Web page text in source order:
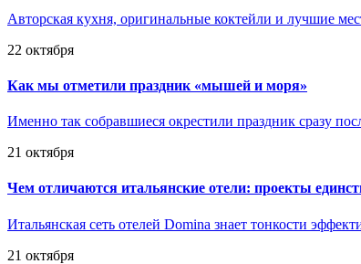
Авторская кухня, оригинальные коктейли и лучшие
22 октября
Как мы отметили праздник «мышей и моря»
Именно так собравшиеся окрестили праздник сразу
21 октября
Чем отличаются итальянские отели: проекты
Итальянская сеть отелей Domina знает тонкости
21 октября